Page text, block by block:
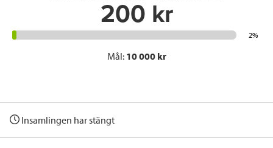
200 kr
2%
Mål: 10 000 kr
Insamlingen har stängt